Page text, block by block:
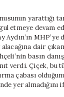
yarattığı
etmeye devam
MHP’ye
dair
basın
verdi. Çiçek, bu
çabası
yer almadığını